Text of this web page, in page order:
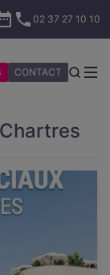
02 37 27 10 10
CONTACT